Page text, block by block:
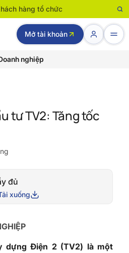
hàng tổ chức
Mở tài khoản
nghiệp
tư TV2: Tăng tốc
đủ
xuống
dựng Điện 2 (TV2) là một